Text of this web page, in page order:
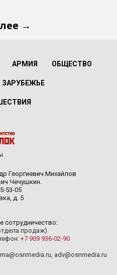
→
АРМИЯ ОБЩЕСТВО
ЗАРУБЕЖЬЕ
Георгиевич Михайлов
Чечушкин.
53-05
д. 5
сотрудничество:
продаж)
+7 909 936-02-90
, adv@osnmedia.ru